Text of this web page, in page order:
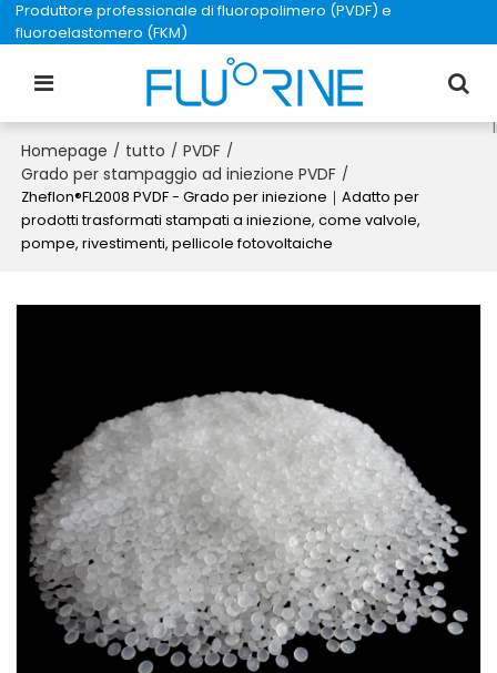
Produttore professionale di fluoropolimero (PVDF) e
fluoroelastomero (FKM)
Homepage / tutto / PVDF /
Grado per stampaggio ad iniezione PVDF /
Zheflon®FL2008 PVDF - Grado per iniezione｜Adatto per
prodotti trasformati stampati a iniezione, come valvole,
pompe, rivestimenti, pellicole fotovoltaiche